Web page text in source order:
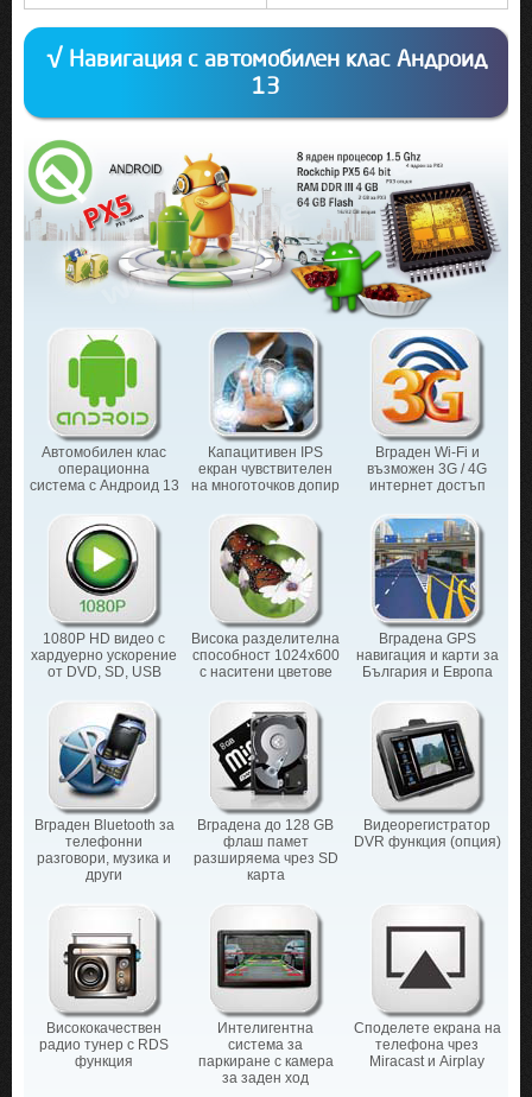
√ Навигация с автомобилен клас Андроид
13
Автомобилен клас
операционна
система с Андроид 13
Капацитивен IPS
екран чувствителен
на многоточков допир
Вграден Wi-Fi и
възможен 3G / 4G
интернет достъп
1080P HD видео с
хардуерно ускорение
от DVD, SD, USB
Висока разделителна
способност 1024х600
с наситени цветове
Вградена GPS
навигация и карти за
България и Европа
Вграден Bluetooth за
телефонни
разговори, музика и
други
Вградена до 128 GB
флаш памет
разширяема чрез SD
карта
Видеорегистратор
DVR функция (опция)
Висококачествен
радио тунер с RDS
функция
Интелигентна
система за
паркиране с камера
за заден ход
Споделете екрана на
телефона чрез
Miracast и Airplay